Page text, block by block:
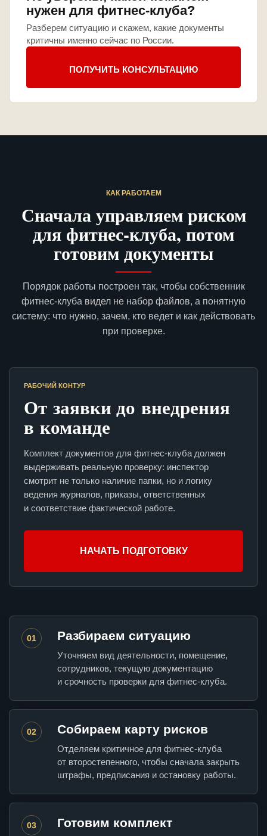
нужен для фитнес-клуба?
Разберем ситуацию и скажем, какие документы
критичны именно сейчас по России.
ПОЛУЧИТЬ КОНСУЛЬТАЦИЮ
КАК РАБОТАЕМ
Сначала управляем риском
для фитнес-клуба, потом
готовим документы
Порядок работы построен так, чтобы собственник
фитнес-клуба видел не набор файлов, а понятную
систему: что нужно, зачем, кто ведет и как действовать
при проверке.
РАБОЧИЙ КОНТУР
От заявки до внедрения
в команде
Комплект документов для фитнес-клуба должен
выдерживать реальную проверку: инспектор
смотрит не только наличие папки, но и логику
ведения журналов, приказы, ответственных
и соответствие фактической работе.
НАЧАТЬ ПОДГОТОВКУ
01 Разбираем ситуацию
Уточняем вид деятельности, помещение,
сотрудников, текущую документацию
и срочность проверки для фитнес-клуба.
02 Собираем карту рисков
Отделяем критичное для фитнес-клуба
от второстепенного, чтобы сначала закрыть
штрафы, предписания и остановку работы.
03 Готовим комплект